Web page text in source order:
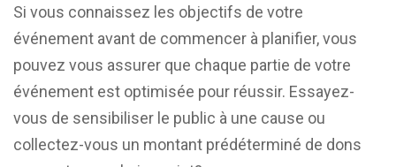
Si vous connaissez les objectifs de votre
événement avant de commencer à planifier, vous
pouvez vous assurer que chaque partie de votre
événement est optimisée pour réussir. Essayez-
vous de sensibiliser le public à une cause ou
collectez-vous un montant prédéterminé de dons